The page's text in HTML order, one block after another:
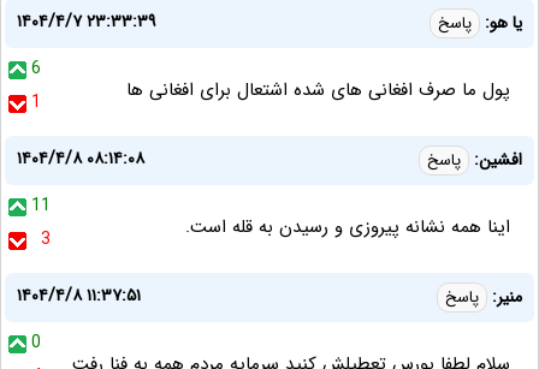
یا هو: پاسخ
۱۴۰۴/۴/۷ ۲۳:۳۳:۳۹
6
1
پول ما صرف افغانی های شده اشتعال برای افغانی ها
افشین: پاسخ
۱۴۰۴/۴/۸ ۰۸:۱۴:۰۸
11
3
اینا همه نشانه پیروزی و رسیدن به قله است.
منیر: پاسخ
۱۴۰۴/۴/۸ ۱۱:۳۷:۵۱
0